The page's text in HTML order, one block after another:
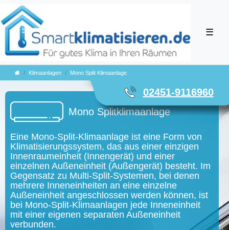
☰
Klimaanlagen Mono Split Klimaanlage
02451-9116960
Mono Splitklimaanlage
Eine Mono-Split-Klimaanlage ist eine Form von
Klimatisierungssystem, das aus einer einzigen
Innenraumeinheit (Innengerät) und einer
einzelnen Außeneinheit (Außengerät) besteht. Im
Gegensatz zu Multi-Split-Systemen, bei denen
mehrere Inneneinheiten an eine einzelne
Außeneinheit angeschlossen werden können, ist
bei Mono-Split-Klimaanlagen jede Inneneinheit
mit einer eigenen separaten Außeneinheit
verbunden.